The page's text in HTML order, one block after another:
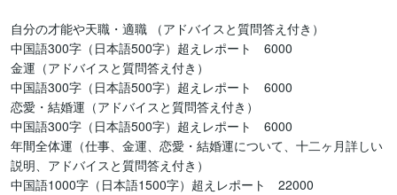
自分の才能や天職・適職 （アドバイスと質問答え付き）
中国語300字（日本語500字）超えレポート　6000
金運（アドバイスと質問答え付き）
中国語300字（日本語500字）超えレポート　6000
恋愛・結婚運（アドバイスと質問答え付き）
中国語300字（日本語500字）超えレポート　6000
年間全体運（仕事、金運、恋愛・結婚運について、十二ヶ月詳しい
説明、アドバイスと質問答え付き）
中国語1000字（日本語1500字）超えレポート　22000